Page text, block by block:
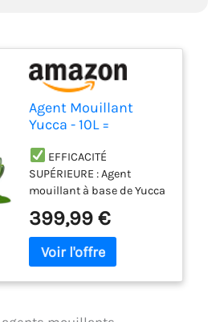
Agent Mouillant
Yucca - 10L =
EFFICACITÉ
SUPÉRIEURE : Agent
mouillant à base de Yucca
absorption de l'eau et des
nutriments dans le sol.
UTILISATION
399,99 €